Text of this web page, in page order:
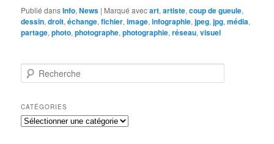
Publié dansInfo,News | Marqué avecart,artiste,coup de gueule,
dessin,droit,échange,fichier,image,infographie,jpeg,jpg,média,
partage,photo,photographe,photographie,réseau,visuel
e
h
e
r
CATÉGORIES
Catégories